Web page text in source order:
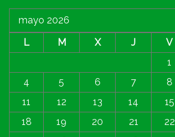
mayo 2026
L
M X J V
1
4
5 6 7 8
11
12 13 14 15
18
19 20 21 22